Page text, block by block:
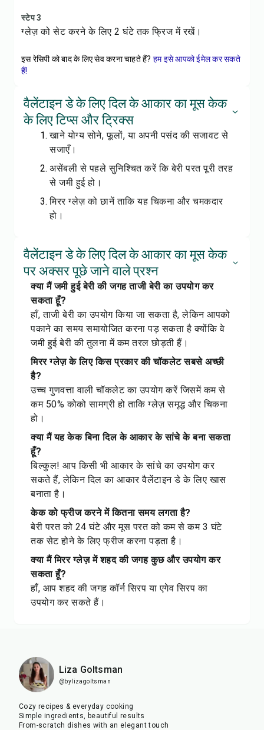
स्टेप 3
ग्लेज़ को सेट करने के लिए 2 घंटे तक फ्रिज में रखें।
इस रेसिपी को बाद के लिए सेव करना चाहते हैं? हम इसे आपको ईमेल कर सकते
हैं!
वैलेंटाइन डे के लिए दिल के आकार का मूस केक
के लिए टिप्स और ट्रिक्स
खाने योग्य सोने, फूलों, या अपनी पसंद की सजावट से
सजाएँ।
असेंबली से पहले सुनिश्चित करें कि बेरी परत पूरी तरह
से जमी हुई हो।
मिरर ग्लेज़ को छानें ताकि यह चिकना और चमकदार
हो।
वैलेंटाइन डे के लिए दिल के आकार का मूस केक
पर अक्सर पूछे जाने वाले प्रश्न
क्या मैं जमी हुई बेरी की जगह ताजी बेरी का उपयोग कर
सकता हूँ?
हाँ, ताजी बेरी का उपयोग किया जा सकता है, लेकिन आपको
पकाने का समय समायोजित करना पड़ सकता है क्योंकि वे
जमी हुई बेरी की तुलना में कम तरल छोड़ती हैं।
मिरर ग्लेज़ के लिए किस प्रकार की चॉकलेट सबसे अच्छी
है?
उच्च गुणवत्ता वाली चॉकलेट का उपयोग करें जिसमें कम से
कम 50% कोको सामग्री हो ताकि ग्लेज़ समृद्ध और चिकना
हो।
क्या मैं यह केक बिना दिल के आकार के सांचे के बना सकता
हूँ?
बिल्कुल! आप किसी भी आकार के सांचे का उपयोग कर
सकते हैं, लेकिन दिल का आकार वैलेंटाइन डे के लिए खास
बनाता है।
केक को फ्रीज करने में कितना समय लगता है?
बेरी परत को 24 घंटे और मूस परत को कम से कम 3 घंटे
तक सेट होने के लिए फ्रीज करना पड़ता है।
क्या मैं मिरर ग्लेज़ में शहद की जगह कुछ और उपयोग कर
सकता हूँ?
हाँ, आप शहद की जगह कॉर्न सिरप या एगेव सिरप का
उपयोग कर सकते हैं।
Liza Goltsman
@bylizagoltsman
Cozy recipes & everyday cooking
Simple ingredients, beautiful results
From-scratch dishes with an elegant touch